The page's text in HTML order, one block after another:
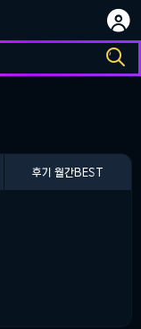


후기 월간BEST